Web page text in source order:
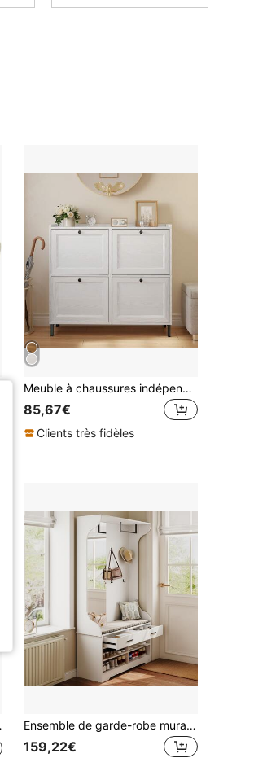
Meuble à chaussures indépendant avec 4 tiroirs, meuble de rangement, avec 2 niveaux pour le rangement des chaussures, compartiments réversibles, dispositif anti-basculement, adapté pour une utilisation sur les portes, disponible en 2 couleurs
85,67€
Clients très fidèles
Ensemble de garde-robe murale, blanc, ensemble de garde-robe de couloir avec armoire à chaussures ouverte et miroir, 4 patères, 1 tringle à vêtements, 2 tiroirs, porte-manteau d'entrée, ensemble de meubles d'antichambre modernes
159,22€